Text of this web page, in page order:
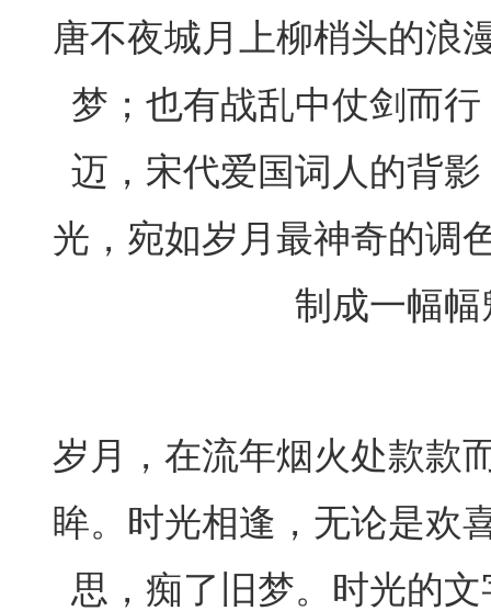
唐不夜城月上柳梢头的浪
梦；也有战乱中仗剑而
迈，宋代爱国词人的背
光，宛如岁月最神奇的调
制成一幅
岁月，在流年烟火处款款
眸。时光相逢，无论是欢
思，痴了旧梦。时光的